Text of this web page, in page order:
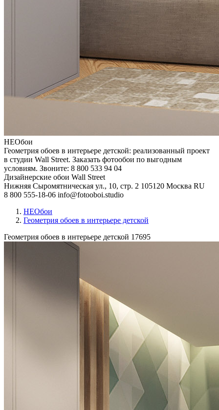
НЕОбои
Геометрия обоев в интерьере детской: реализованный проект
в студии Wall Street. Заказать фотообои по выгодным
условиям. Звоните: 8 800 533 94 04
Дизайнерские обои Wall Street
Нижняя Сыромятническая ул., 10, стр. 2 105120 Москва RU
8 800 555-18-06 info@fotooboi.studio
НЕОбои
Геометрия обоев в интерьере детской
Геометрия обоев в интерьере детской 17695